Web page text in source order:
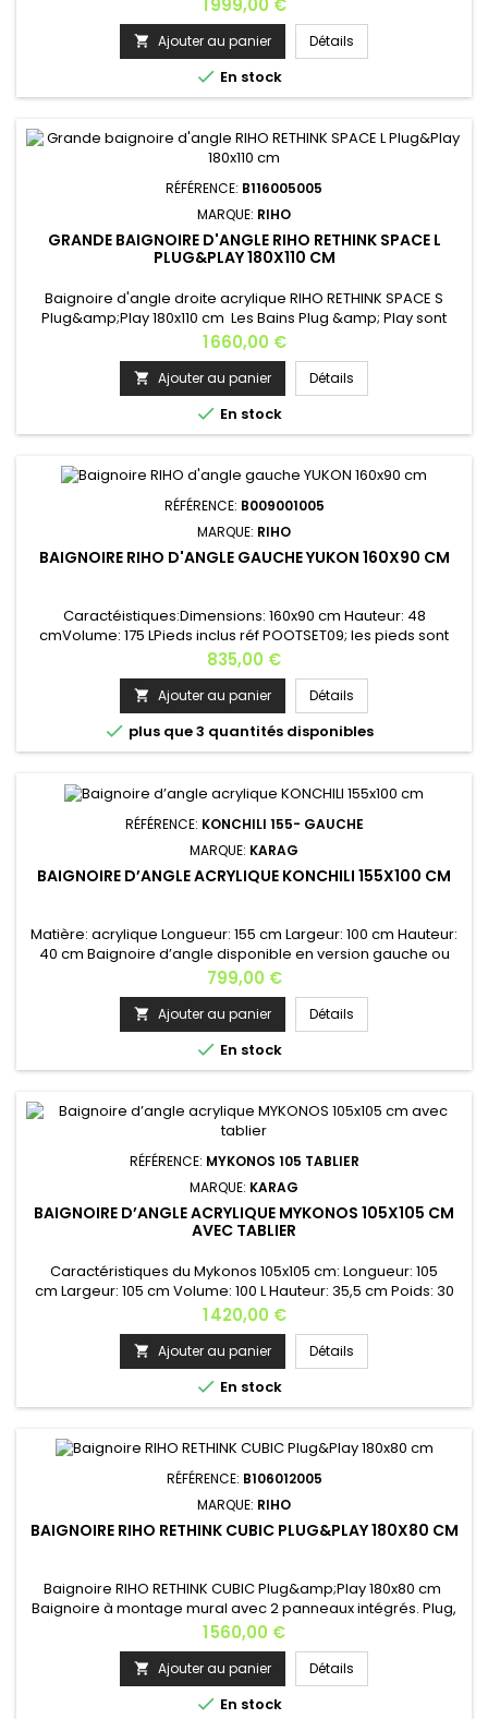
ultérieure n'est alors plus nécessaire. *Les baignoires
Plug&amp;Play ne permettent pas l’installation d’un système
d’hydromassage. Dimensions : 145x145 cm Hauteur: 62 cm
Capacité:...
1 999,00 €
 Ajouter au panier Détails
 En stock
RÉFÉRENCE: B116005005
MARQUE: RIHO
GRANDE BAIGNOIRE D'ANGLE RIHO RETHINK SPACE L
PLUG&PLAY 180X110 CM
Baignoire d'angle droite acrylique RIHO RETHINK SPACE S
Plug&amp;Play 180x110 cm Les Bains Plug &amp; Play sont
constitués de panneaux collés sans soudure dans le même
matériau que la baignoire. *Les baignoires Plug&amp;Play ne
permettent pas l’installation d’un système
d’hydromassage. Version: droite ou gauche Poids: 62
kg Dimensions: 180x110 cm...
Prix
1 660,00 €
 Ajouter au panier Détails
 En stock
RÉFÉRENCE: B009001005
MARQUE: RIHO
BAIGNOIRE RIHO D'ANGLE GAUCHE YUKON 160X90 CM
Caractéistiques:Dimensions: 160x90 cm Hauteur: 48
cmVolume: 175 LPieds inclus réf POOTSET09; les pieds sont
réglables de 11 à 17 cmVersion: gauche Options: appui-tête,
poignée, tablier, kit vidage, cascade, système
balnéothérapie...Appui-tête: AH05 - couleur au choix (noir ou
gris) Version: gauche et droite Merci de nous contacter pour
les options. RIHO...
Prix
835,00 €
 Ajouter au panier Détails
 plus que 3 quantités disponibles
RÉFÉRENCE: KONCHILI 155- GAUCHE
MARQUE: KARAG
BAIGNOIRE D’ANGLE ACRYLIQUE KONCHILI 155X100 CM
Matière: acrylique Longueur: 155 cm Largeur: 100 cm Hauteur:
40 cm Baignoire d’angle disponible en version gauche ou
droite Système de support NON INCLUS Baignoire d'angle
avec siège, porte-savon et anti-dérapant Options
disponibles: châssis autoportant, poignée chromée, tablier,
le système de vidage , la bonde, la robinetterie,…Cette
baignoire n'est pas...
Prix
799,00 €
 Ajouter au panier Détails
 En stock
RÉFÉRENCE: MYKONOS 105 TABLIER
MARQUE: KARAG
BAIGNOIRE D’ANGLE ACRYLIQUE MYKONOS 105X105 CM
AVEC TABLIER
Caractéristiques du Mykonos 105x105 cm: Longueur: 105
cm Largeur: 105 cm Volume: 100 L Hauteur: 35,5 cm Poids: 30
kg Matière: acrylique Couleur : blanc Le châssis est inclus
avec l'achat du tablier , Lors de l'achat avec tablier ou
châssis la commande est confectionnée comme du sur
mesure , après validation de commande toute annulation ne
sera plus...
Prix
1 420,00 €
 Ajouter au panier Détails
 En stock
RÉFÉRENCE: B106012005
MARQUE: RIHO
BAIGNOIRE RIHO RETHINK CUBIC PLUG&PLAY 180X80 CM
Baignoire RIHO RETHINK CUBIC Plug&amp;Play 180x80 cm
Baignoire à montage mural avec 2 panneaux intégrés. Plug,
Play, Enjoy! Les baignoires Plug&amp;Play sont équipées de
2 panneaux acryliques intégrés qui les transforment en
baignoires semi-indépendantes. Dimensions: 180x80
cm Capacité: 295 l Poids: 55 kg Couleur de la baignoire:
blanc brillant Hauteur...
Prix
1 560,00 €
 Ajouter au panier Détails
 En stock